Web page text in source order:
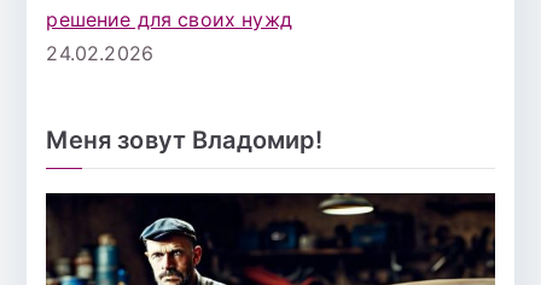
решение для своих нужд
24.02.2026
Меня зовут Владомир!